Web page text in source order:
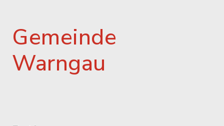
Gemeinde
Warngau